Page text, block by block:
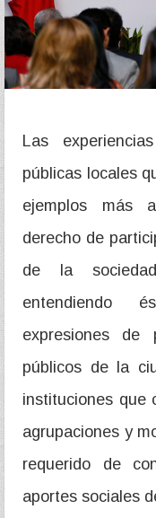
Las
públicas locales
ejemplos más
derecho de
de la
entendiendo
expresiones de
públicos de la
instituciones que
agrupaciones y
requerido de
aportes sociales